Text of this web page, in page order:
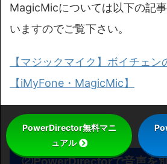
MagicMicについては以下の記
いますのでご覧下さい。
【マジックマイク】ボイチェン
【iMyFone・MagicMic】
②PowerDirectorで音声を
PowerDirector無料マニ
ュアル